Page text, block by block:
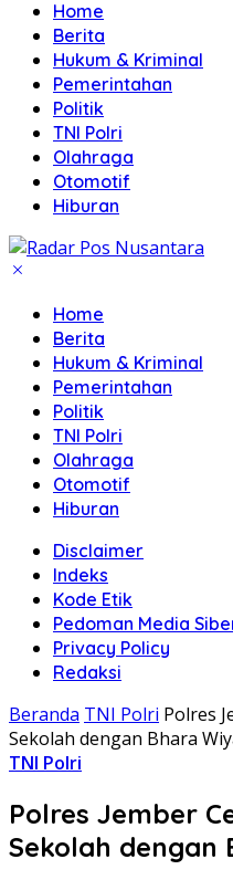
Home
Berita
Hukum & Kriminal
Pemerintahan
Politik
TNI Polri
Olahraga
Otomotif
Hiburan
Home
Berita
Hukum & Kriminal
Pemerintahan
Politik
TNI Polri
Olahraga
Otomotif
Hiburan
Disclaimer
Indeks
Kode Etik
Pedoman Media
Privacy Policy
Redaksi
Beranda TNI Polri Polres
Sekolah dengan Bhara
TNI Polri
Polres Jember
Sekolah dengan